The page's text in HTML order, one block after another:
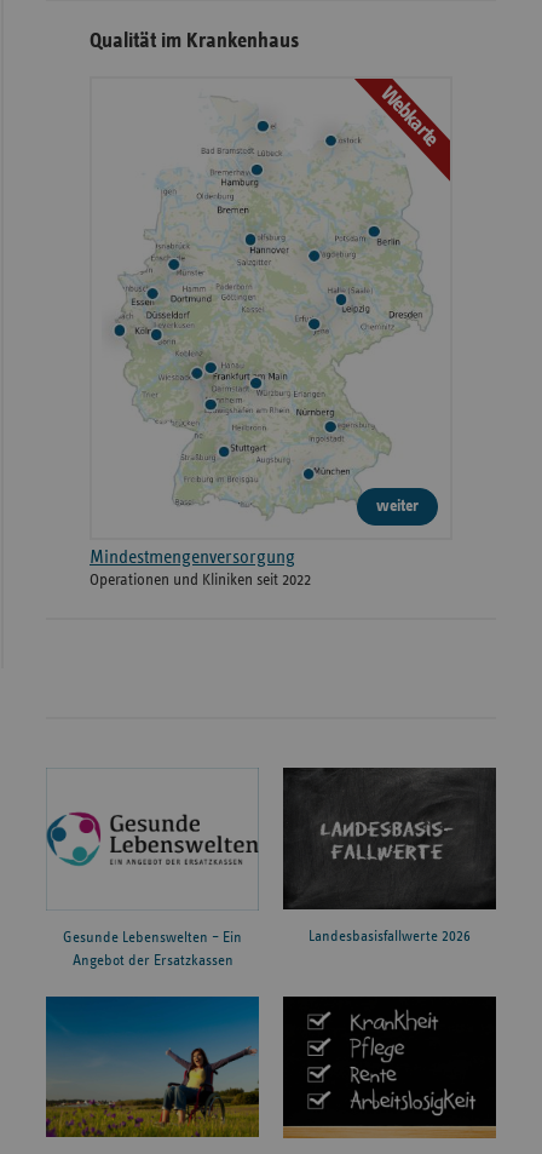
Qualität im Krankenhaus
Webkarte
weiter
Mindestmengenversorgung
Operationen und Kliniken seit 2022
Gesunde Lebenswelten – Ein
Angebot der Ersatzkassen
Landesbasisfallwerte 2026